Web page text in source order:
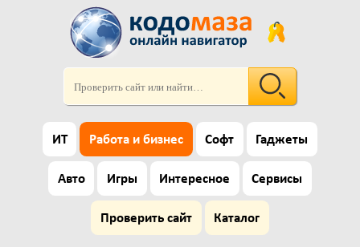
ИТ Работа и бизнес Софт Гаджеты
Авто Игры Интересное Сервисы
Проверить сайт Каталог